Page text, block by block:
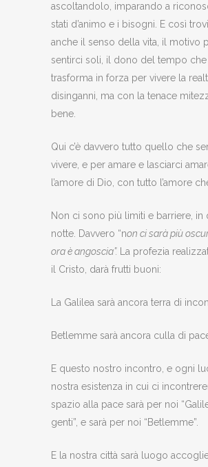
ascoltandolo, imparando a
stati d’animo e i bisogni. E così
anche il senso della vita, il motivo
sentirci soli, il dono del tempo che
trasforma in forza per vivere la
disinganni, ma con la tenace
bene.
Qui c’è davvero tutto quello che
vivere, e per amare e lasciarci
l’amore di Dio, con tutto l’amore
Non ci sono più limiti e barriere, in
notte. Davvero “non ci sarà più
ora è angoscia”.
La profezia
il Cristo, darà frutti buoni:
La Galilea sarà ancora terra di
Betlemme sarà ancora culla di
E questo nostro incontro, e ogni
nostra esistenza in cui ci
spazio alla pace sarà per noi
genti”, e sarà per noi “Betlemme”.
E la nostra città sarà luogo